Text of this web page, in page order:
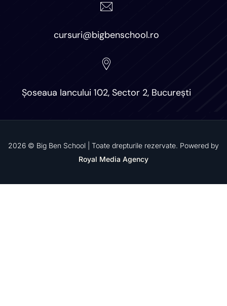
cursuri@bigbenschool.ro
Șoseaua Iancului 102, Sector 2, București
2026 © Big Ben School | Toate drepturile rezervate. Powered by
Royal Media Agency